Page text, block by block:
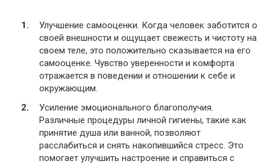
Улучшение самооценки. Когда человек заботится о
своей внешности и ощущает свежесть и чистоту на
своем теле, это положительно сказывается на его
самооценке. Чувство уверенности и комфорта
отражается в поведении и отношении к себе и
окружающим.
Усиление эмоционального благополучия.
Различные процедуры личной гигиены, такие как
принятие душа или ванной, позволяют
расслабиться и снять накопившийся стресс. Это
помогает улучшить настроение и справиться с